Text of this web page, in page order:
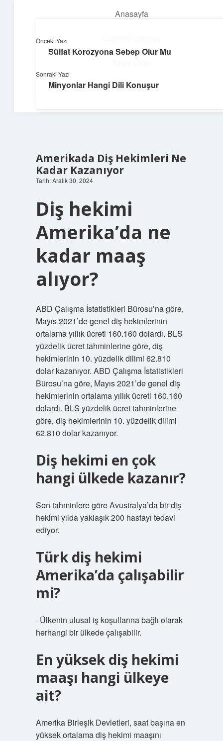
Anasayfa
Hakkımızda
Hafif Fikir Esintisi
Hayatına neşe katan kısa hikayeler!
Amerikada Diş Hekimleri Ne
Kadar Kazanıyor
Tarih: Aralık 30, 2024
Diş hekimi
Amerika’da ne
kadar maaş
alıyor?
ABD Çalışma İstatistikleri Bürosu’na göre,
Mayıs 2021’de genel diş hekimlerinin
ortalama yıllık ücreti 160.160 dolardı. BLS
yüzdelik ücret tahminlerine göre, diş
hekimlerinin 10. yüzdelik dilimi 62.810
dolar kazanıyor. ABD Çalışma İstatistikleri
Bürosu’na göre, Mayıs 2021’de genel diş
hekimlerinin ortalama yıllık ücreti 160.160
dolardı. BLS yüzdelik ücret tahminlerine
göre, diş hekimlerinin 10. yüzdelik dilimi
62.810 dolar kazanıyor.
Diş hekimi en çok
hangi ülkede kazanır?
Son tahminlere göre Avustralya’da bir diş
hekimi yılda yaklaşık 200 hastayı tedavi
ediyor.
Türk diş hekimi
Amerika’da çalışabilir
mi?
· Ülkenin ulusal iş koşullarına bağlı olarak
herhangi bir ülkede çalışabilir.
En yüksek diş hekimi
maaşı hangi ülkeye
ait?
Amerika Birleşik Devletleri, saat başına en
yüksek ortalama diş hekimi maaşını
Önceki Yazı
Sülfat Korozyona Sebep Olur Mu
Sonraki Yazı
Minyonlar Hangi Dili Konuşur